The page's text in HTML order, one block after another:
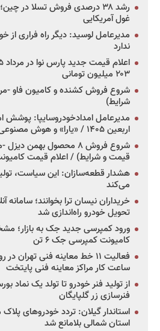
رشد ۳۸ درصدی فروش تسلا در
غول آمریکایی
مدیرعامل لوسید: دیگر راه فراری از
ندارد
۲۰۳ میلیون تومانی
شرایط)
اربعین ۱۴۰۵ / «یارا» و هوش مصنوعی به خدمت زائران آمد
قیمت و شرایط) / اعلام قیمت کامیونت فورس
هشدار قطعه‌سازان: این سیاست،
می‌کند
خریداران نیسان ترا بخوانند؛ سامانه
تحویل خودرو راه‌اندازی شد
ورود کمپرسی جدید جک به بازار؛
کامیونت کمپرسی جک ۶ تن
فعالیت ۱۱ خط معاینه فنی
ساعت کار مراکز معاینه فنی پایتخت
از تولید فنر خودرو تا تولد یک نماد
فنرسازی زر گلپایگان
استان شمالی بلامانع شد